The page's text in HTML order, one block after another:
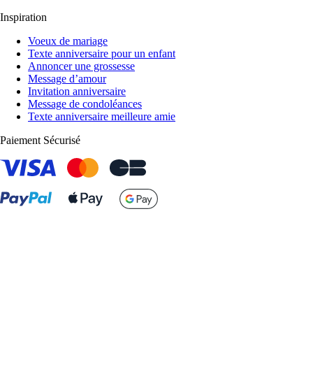
Inspiration
Voeux de mariage
Texte anniversaire pour un enfant
Annoncer une grossesse
Message d’amour
Invitation anniversaire
Message de condoléances
Texte anniversaire meilleure amie
Paiement Sécurisé